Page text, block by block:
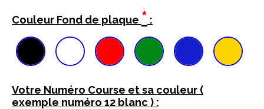
Couleur Fond de plaque * :
Votre Numéro Course et sa couleur (
exemple numéro 12 blanc ) :